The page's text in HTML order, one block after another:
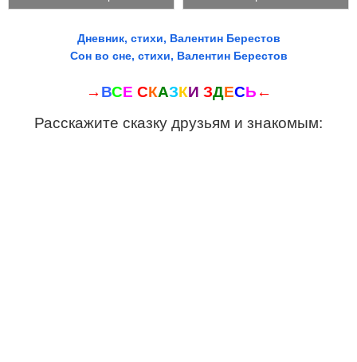
Дневник, стихи, Валентин Берестов
Сон во сне, стихи, Валентин Берестов
→ ВСЕ СКАЗКИ ЗДЕСЬ ←
Расскажите сказку друзьям и знакомым: